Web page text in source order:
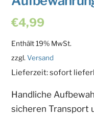
€4,99
Enthält 19% MwSt.
zzgl.Versand
Lieferzeit: sofort
Handliche
sicheren Transport